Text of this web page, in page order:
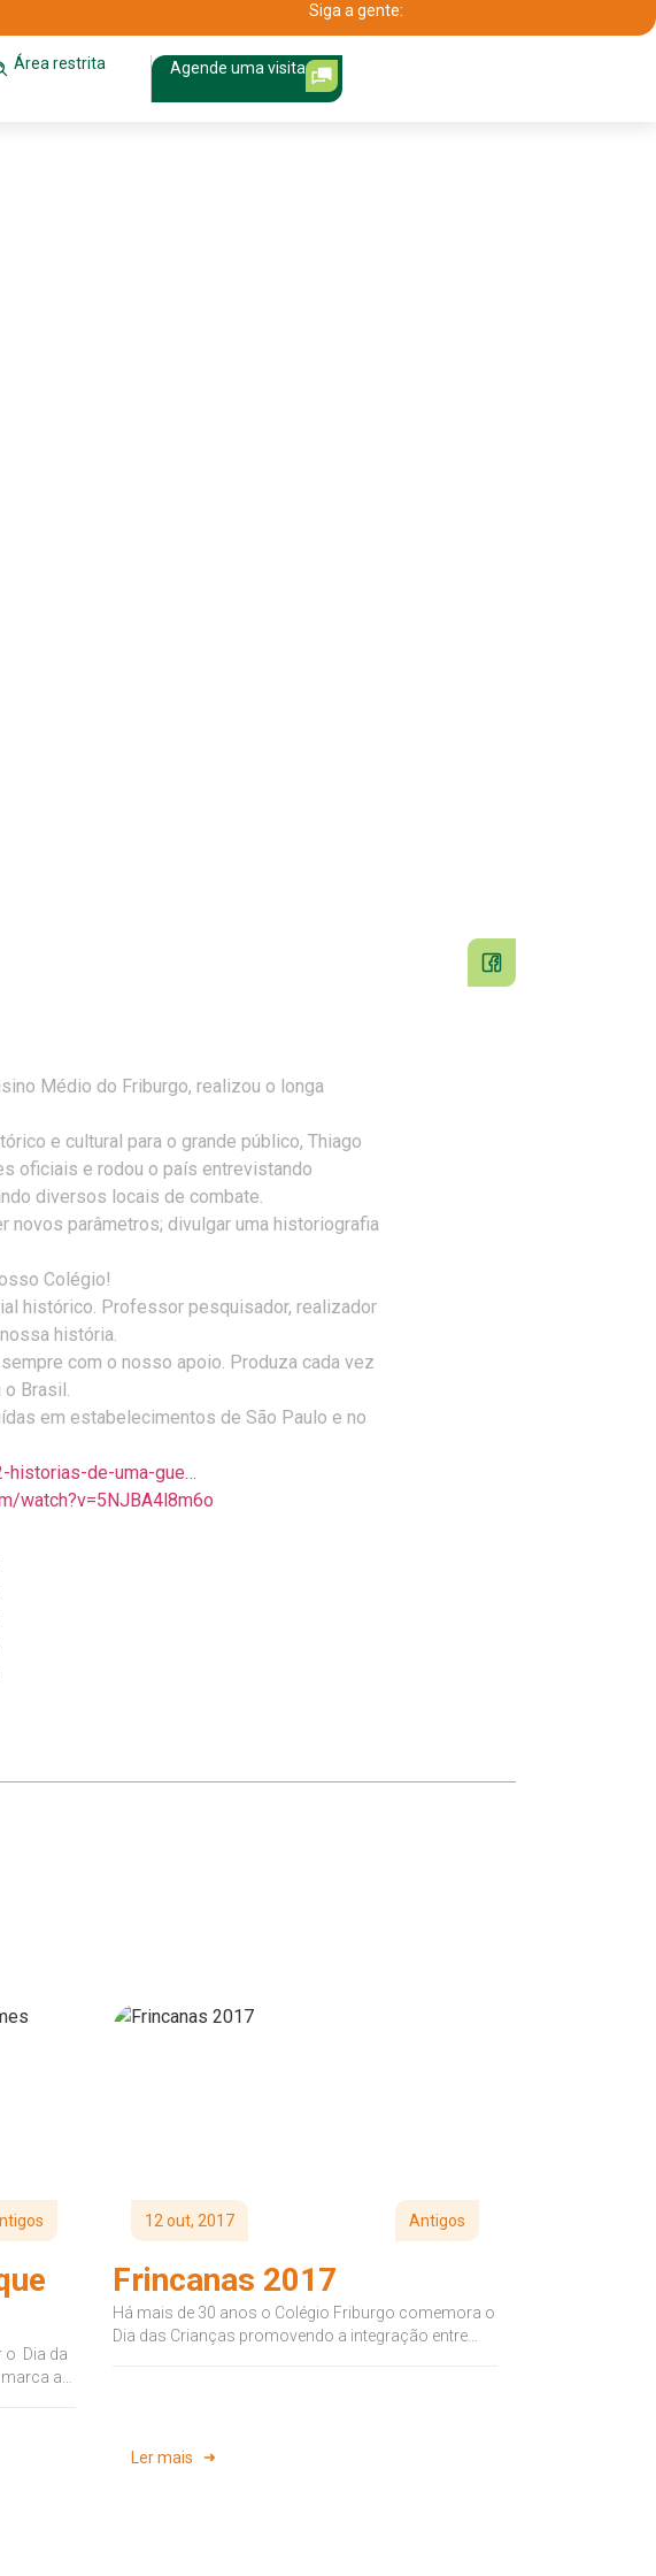
Siga a gente:
Área restrita Agende uma visita
Médio do Friburgo, realizou o longa
e cultural para o grande público, Thiago
oficiais e rodou o país entrevistando
diversos locais de combate.
parâmetros; divulgar uma historiografia
Colégio!
histórico. Professor pesquisador, realizador
história.
com o nosso apoio. Produza cada vez
Brasil.
em estabelecimentos de São Paulo e no
historias-de-uma-gue…
watch?v=5NJBA4l8m6o
o Dia da
a
12 out, 2017 Antigos
Frincanas 2017
Há mais de 30 anos o Colégio Friburgo comemora o
Dia das Crianças promovendo a integração entre
Ler mais